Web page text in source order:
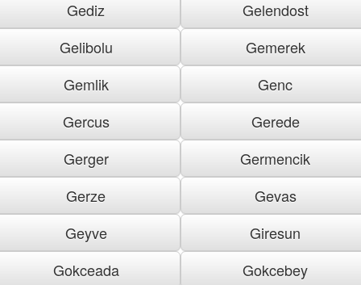
Gediz
Gelendost
Gelibolu
Gemerek
Gemlik
Genc
Gercus
Gerede
Gerger
Germencik
Gerze
Gevas
Geyve
Giresun
Gokceada
Gokcebey